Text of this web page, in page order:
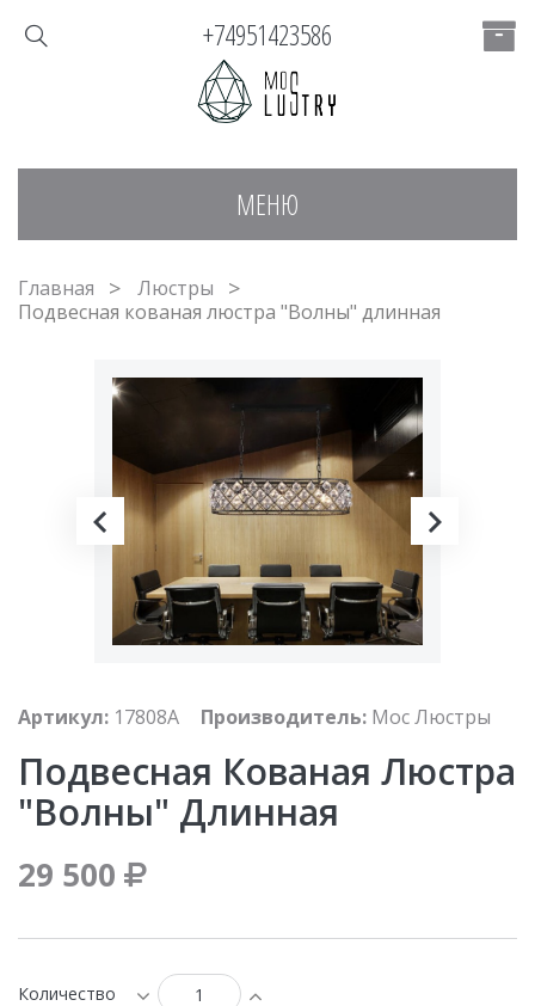
МЕНЮ
+74951423586
Главная
Люстры
Подвесная кованая люстра "Волны" длинная
Артикул: 17808A Производитель: Мос Люстры
Подвесная Кованая Люстра
"Волны" Длинная
29 500
Количество